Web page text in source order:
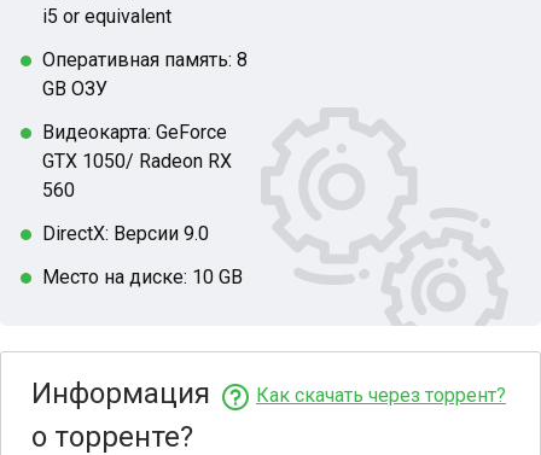
i5 or equivalent
Оперативная память: 8
GB ОЗУ
Видеокарта: GeForce
GTX 1050/ Radeon RX
560
DirectX: Версии 9.0
Место на диске: 10 GB
Как скачать через торрент?
Информация
о торренте?